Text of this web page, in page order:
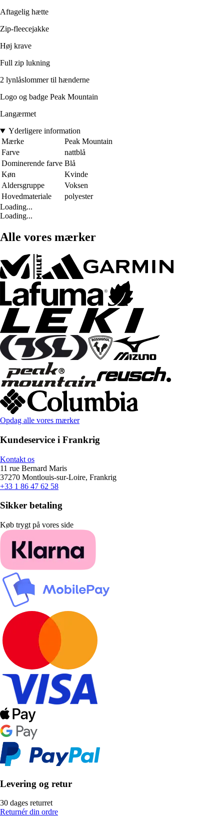
Aftagelig hætte
Zip-fleecejakke
Høj krave
Full zip lukning
2 lynlåslommer til hænderne
Logo og badge Peak Mountain
Langærmet
Yderligere information
Mærke
Peak Mountain
Farve
nattblå
Dominerende farve Blå
Køn
Kvinde
Aldersgruppe
Voksen
Hovedmateriale
polyester
Loading...
Loading...
Alle vores mærker
Opdag alle vores mærker
Kundeservice i Frankrig
Kontakt os
11 rue Bernard Maris
37270 Montlouis-sur-Loire, Frankrig
+33 1 86 47 62 58
Sikker betaling
Køb trygt på vores side
Levering og retur
30 dages returret
Returnér din ordre